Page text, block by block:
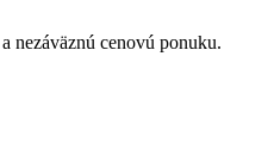
nezáväznú cenovú ponuku.